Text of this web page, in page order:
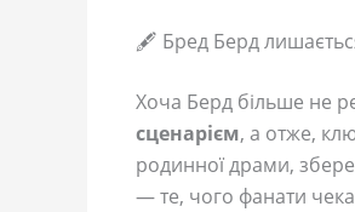
🖋️ Бред Берд
Хоча Берд більше не
сценарієм, а отже,
родинної драми,
— те, чого фанати